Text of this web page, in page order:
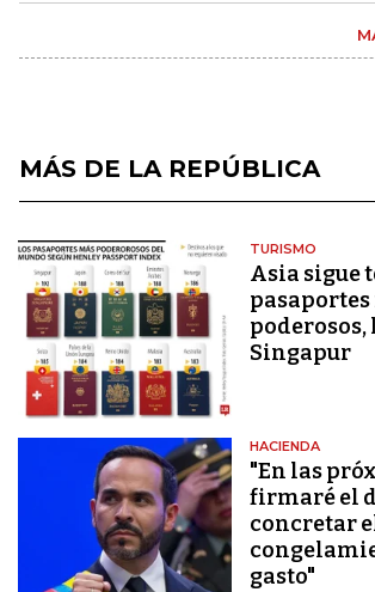
MÁS DE LA REPÚBLICA
TURISMO
Asia sigue
pasaportes
Singapur
HACIENDA
"En las
firmaré el
concretar
gasto"